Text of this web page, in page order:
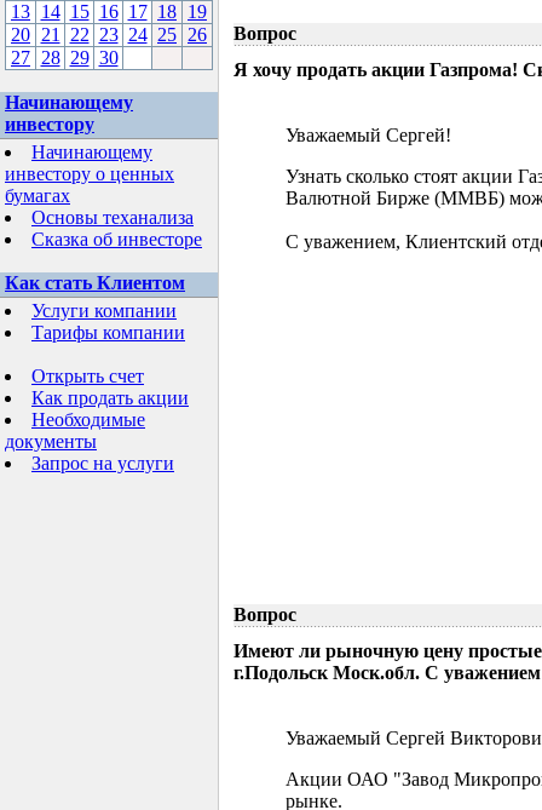
13 14 15 16 17 18 19
20 21 22 23 24 25 26
27 28 29 30
Начинающему
инвестору
Начинающему
инвестору о ценных
бумагах
Основы теханализа
Сказка об инвесторе
Как стать Клиентом
Услуги компании
Тарифы компании
Открыть счет
Как продать акции
Необходимые
документы
Запрос на услуги
Вопрос
Я хочу продать акции Газпрома!
Уважаемый Сергей!
Узнать сколько стоят акции
Валютной Бирже (ММВБ)
С уважением, Клиентский
Вопрос
Имеют ли рыночную цену
г.Подольск Моск.обл. С
Уважаемый Сергей
Акции ОАО "Завод
рынке.